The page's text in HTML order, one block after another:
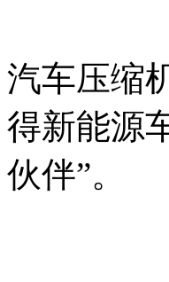
汽车压缩
得新能源
伙伴”。